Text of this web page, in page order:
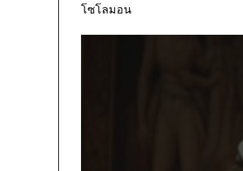
โซโลมอน